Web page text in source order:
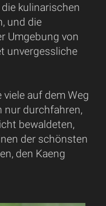
kulinarischen
und die
Umgebung von
unvergessliche
auf dem Weg
nur durchfahren,
bewaldeten,
der schönsten
den Kaeng